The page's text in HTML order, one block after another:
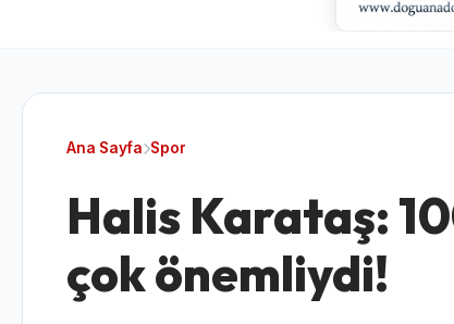
Ana Sayfa Spor
Halis Karataş:
çok önemliydi!